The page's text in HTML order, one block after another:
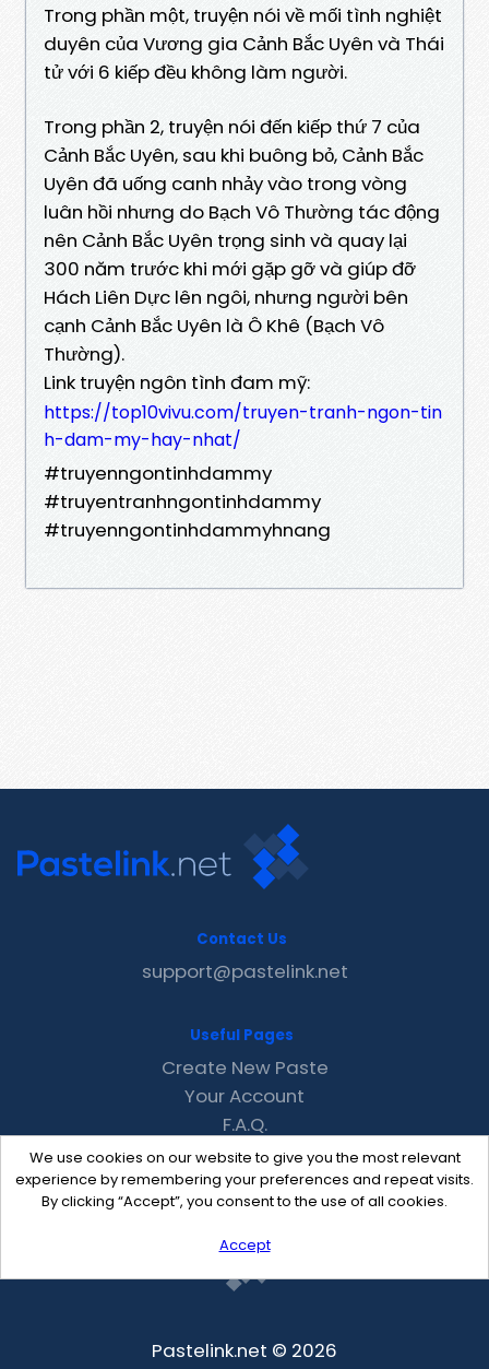
Trong phần một, truyện nói về mối tình nghiệt
duyên của Vương gia Cảnh Bắc Uyên và Thái
tử với 6 kiếp đều không làm người.
Trong phần 2, truyện nói đến kiếp thứ 7 của
Cảnh Bắc Uyên, sau khi buông bỏ, Cảnh Bắc
Uyên đã uống canh nhảy vào trong vòng
luân hồi nhưng do Bạch Vô Thường tác động
nên Cảnh Bắc Uyên trọng sinh và quay lại
300 năm trước khi mới gặp gỡ và giúp đỡ
Hách Liên Dực lên ngôi, nhưng người bên
cạnh Cảnh Bắc Uyên là Ô Khê (Bạch Vô
Thường).
Link truyện ngôn tình đam mỹ:
https://top10vivu.com/truyen-tranh-ngon-tin
h-dam-my-hay-nhat/
#truyenngontinhdammy
#truyentranhngontinhdammy
#truyenngontinhdammyhnang
We use cookies on our website to give you the most relevant
experience by remembering your preferences and repeat visits.
By clicking “Accept”, you consent to the use of all cookies.
Accept
Contact Us
support@pastelink.net
Useful Pages
Create New Paste
Your Account
F.A.Q.
Recent
Contact
Pastelink.net © 2026